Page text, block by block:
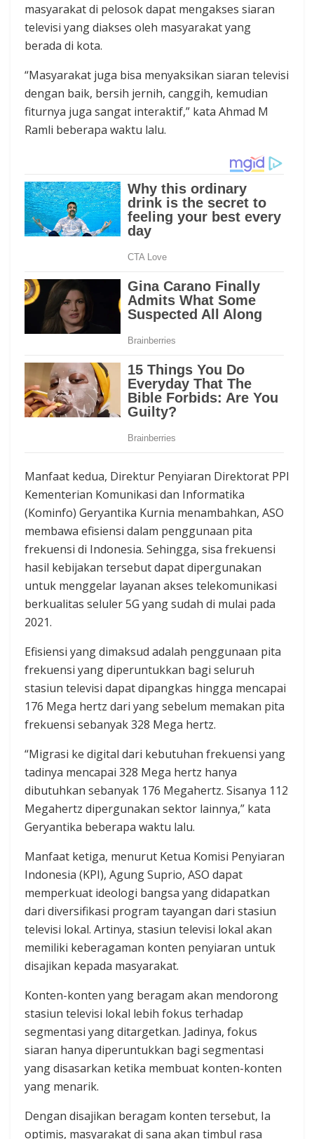
masyarakat di pelosok dapat mengakses siaran
televisi yang diakses oleh masyarakat yang
berada di kota.
“Masyarakat juga bisa menyaksikan siaran televisi
dengan baik, bersih jernih, canggih, kemudian
fiturnya juga sangat interaktif,” kata Ahmad M
Ramli beberapa waktu lalu.
Manfaat kedua, Direktur Penyiaran Direktorat PPI
Kementerian Komunikasi dan Informatika
(Kominfo) Geryantika Kurnia menambahkan, ASO
membawa efisiensi dalam penggunaan pita
frekuensi di Indonesia. Sehingga, sisa frekuensi
hasil kebijakan tersebut dapat dipergunakan
untuk menggelar layanan akses telekomunikasi
berkualitas seluler 5G yang sudah di mulai pada
2021.
Efisiensi yang dimaksud adalah penggunaan pita
frekuensi yang diperuntukkan bagi seluruh
stasiun televisi dapat dipangkas hingga mencapai
176 Mega hertz dari yang sebelum memakan pita
frekuensi sebanyak 328 Mega hertz.
“Migrasi ke digital dari kebutuhan frekuensi yang
tadinya mencapai 328 Mega hertz hanya
dibutuhkan sebanyak 176 Megahertz. Sisanya 112
Megahertz dipergunakan sektor lainnya,” kata
Geryantika beberapa waktu lalu.
Manfaat ketiga, menurut Ketua Komisi Penyiaran
Indonesia (KPI), Agung Suprio, ASO dapat
memperkuat ideologi bangsa yang didapatkan
dari diversifikasi program tayangan dari stasiun
televisi lokal. Artinya, stasiun televisi lokal akan
memiliki keberagaman konten penyiaran untuk
disajikan kepada masyarakat.
Konten-konten yang beragam akan mendorong
stasiun televisi lokal lebih fokus terhadap
segmentasi yang ditargetkan. Jadinya, fokus
siaran hanya diperuntukkan bagi segmentasi
yang disasarkan ketika membuat konten-konten
yang menarik.
Dengan disajikan beragam konten tersebut, Ia
optimis, masyarakat di sana akan timbul rasa